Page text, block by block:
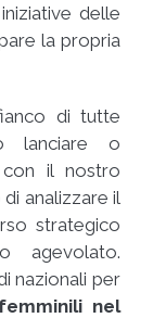
delle
la propria
di tutte
lanciare o
con il nostro
analizzare il
strategico
agevolato.
nazionali per
nel